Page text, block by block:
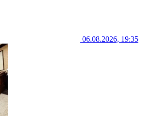
06.08.2026, 19:35